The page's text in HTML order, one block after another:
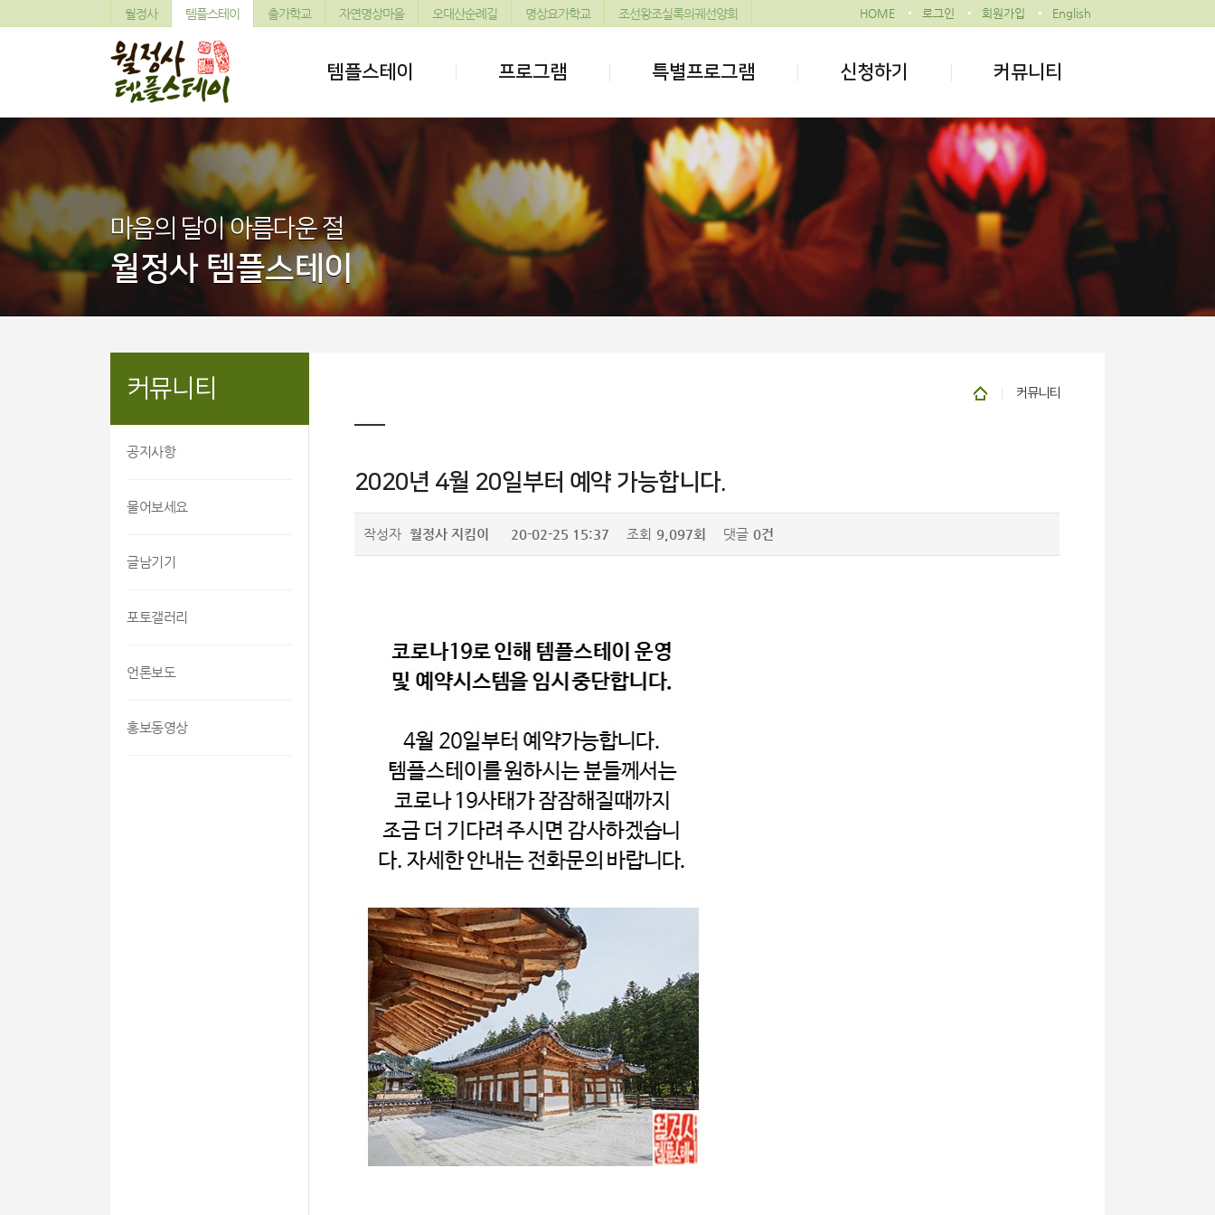
월정사 템플스테이 출가학교 자연명상마을 오대산순례길 명상요가학교 조선왕조실록의궤선양회 HOME 로그인 회원가입 English
템플스테이 프로그램 특별프로그램 신청하기 커뮤니티
마음의 달이 아름다운 절
월정사 템플스테이
커뮤니티
공지사항
물어보세요
글남기기
포토갤러리
언론보도
홍보동영상
커뮤니티
2020년 4월 20일부터 예약 가능합니다.
작성자 월정사 지킴이 20-02-25 15:37 조회 9,097회 댓글 0건